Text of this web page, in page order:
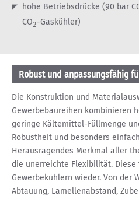
hohe Betriebsdrücke (90 bar
CO2-Gaskühler)
Robust und anpassungsfähig
Die Konstruktion und
Gewerbebaureihen kombinieren
geringe Kältemittel-Füllmenge
Robustheit und besonders
Herausragendes Merkmal aller
die unerreichte Flexibilität.
Gewerbekühlern wieder. Von der
Abtauung, Lamellenabstand,